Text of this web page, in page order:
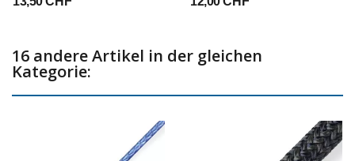
16 andere Artikel in der gleichen
Kategorie: